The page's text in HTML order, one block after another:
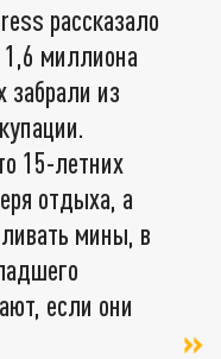
рассказало
миллиона
забрали из
15-летних
отдыха, а
мины, в
если они